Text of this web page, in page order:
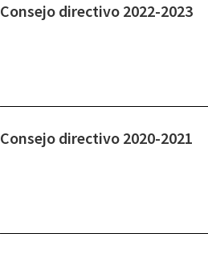
Consejo directivo 2022-2023
Consejo directivo 2020-2021